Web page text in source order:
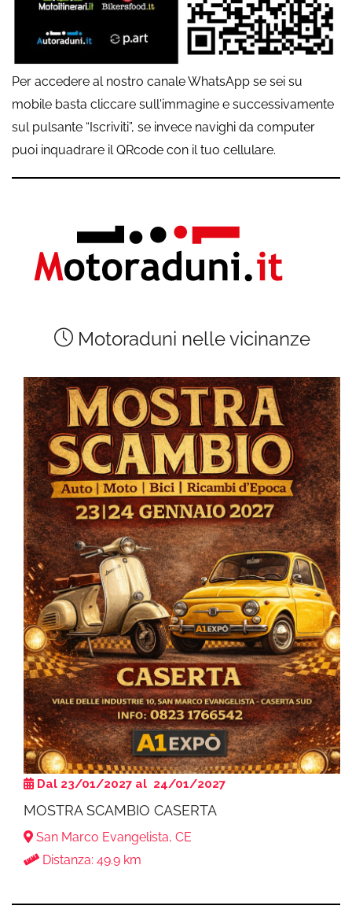
Per accedere al nostro canale WhatsApp se sei su
mobile basta cliccare sull'immagine e successivamente
sul pulsante “Iscriviti”, se invece navighi da computer
puoi inquadrare il QRcode con il tuo cellulare.
Motoraduni nelle vicinanze
Dal 23/01/2027 al 24/01/2027
MOSTRA SCAMBIO CASERTA
San Marco Evangelista, CE
Distanza: 49.9 km